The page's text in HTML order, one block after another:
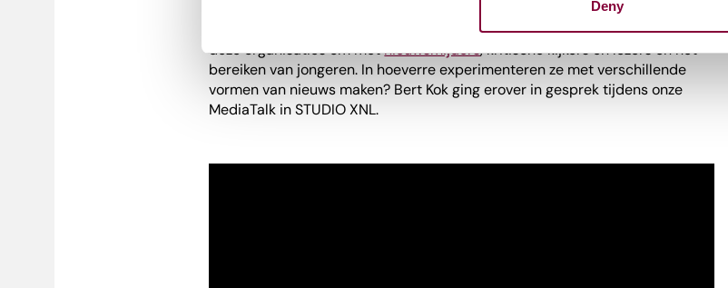
Deny
(Talpa Network), Giselle van Cann (NOS) en Ilse Openneer (RTL Nieuws)
over het vertrouwen in de journalistiek en nieuwsorganisaties. Hoe gaan
deze organisaties om metnieuwsmijders, kritische kijkers en lezers en het
bereiken van jongeren. In hoeverre experimenteren ze met verschillende
vormen van nieuws maken? Bert Kok ging erover in gesprek tijdens onze
MediaTalk in STUDIO XNL.